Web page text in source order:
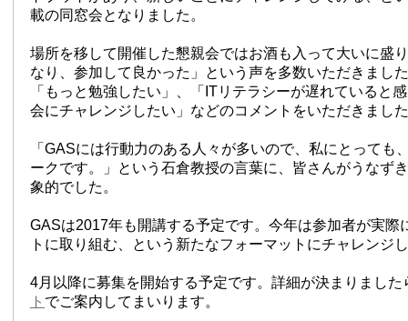
載の同窓会となりました。
場所を移して開催した懇親会ではお酒も入って大いに盛
なり、参加して良かった」という声を多数いただきまし
「もっと勉強したい」、「ITリテラシーが遅れていると
会にチャレンジしたい」などのコメントをいただきまし
「GASには行動力のある人々が多いので、私にとっても
ークです。」という石倉教授の言葉に、皆さんがうなず
象的でした。
GASは2017年も開講する予定です。今年は参加者が実際
トに取り組む、という新たなフォーマットにチャレンジ
4月以降に募集を開始する予定です。詳細が決まりました
ト でご案内してまいります。